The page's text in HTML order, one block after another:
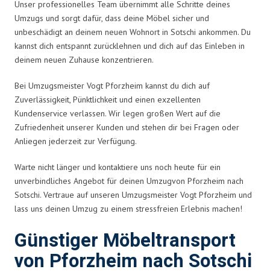
Unser professionelles Team übernimmt alle Schritte deines
Umzugs und sorgt dafür, dass deine Möbel sicher und
unbeschädigt an deinem neuen Wohnort in Sotschi ankommen. Du
kannst dich entspannt zurücklehnen und dich auf das Einleben in
deinem neuen Zuhause konzentrieren.
Bei Umzugsmeister Vogt Pforzheim kannst du dich auf
Zuverlässigkeit, Pünktlichkeit und einen exzellenten
Kundenservice verlassen. Wir legen großen Wert auf die
Zufriedenheit unserer Kunden und stehen dir bei Fragen oder
Anliegen jederzeit zur Verfügung.
Warte nicht länger und kontaktiere uns noch heute für ein
unverbindliches Angebot für deinen Umzugvon Pforzheim nach
Sotschi. Vertraue auf unseren Umzugsmeister Vogt Pforzheim und
lass uns deinen Umzug zu einem stressfreien Erlebnis machen!
Günstiger Möbeltransport
von Pforzheim nach Sotschi